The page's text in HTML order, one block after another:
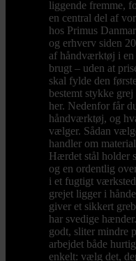
liggende fremme,
en central del af
hos Primus
og erhverv siden
af håndværktøj i
brugt – uden at
skal fylde den
bestemt stykke
her. Nedenfor får
håndværktøj, og
vælger. Sådan
handler om
Hærdet stål holder
og en ordentlig
i et fugtigt
grejet ligger i
giver et sikkert
har svedige
godt, sliter mindre
arbejdet både
enkelt: vælg det,